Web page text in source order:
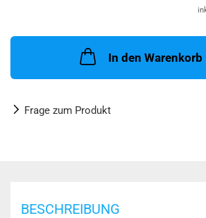
In den Warenkorb
Frage zum Produkt
BESCHREIBUNG